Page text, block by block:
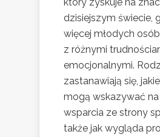
dzisiejszym świecie,
więcej młodych
z różnymi
emocjonalnymi.
zastanawiają się,
mogą wskazywać
wsparcia ze strony
także jak wygląda